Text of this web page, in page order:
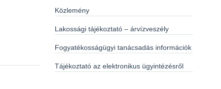
Közlemény
Lakossági tájékoztató – árvízveszély
Fogyatékosságügyi tanácsadás információk
Tájékoztató az elektronikus ügyintézésről